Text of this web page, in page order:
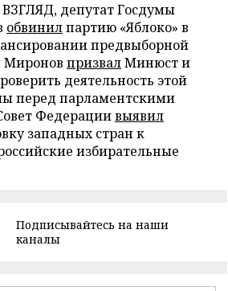
ВЗГЛЯД, депутат Госдумы
обвинилпартию «Яблоко» в
предвыборной
Миронов призвалМинюст и
деятельность этой
перед парламентскими
Федерациивыявил
западных стран к
избирательные
Подписывайтесь на наши
каналы